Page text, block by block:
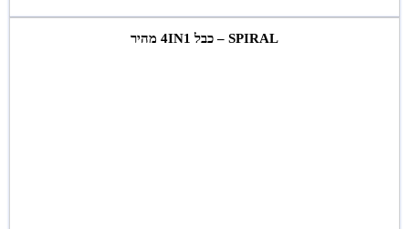
SPIRAL – כבל 4IN1 מהיר